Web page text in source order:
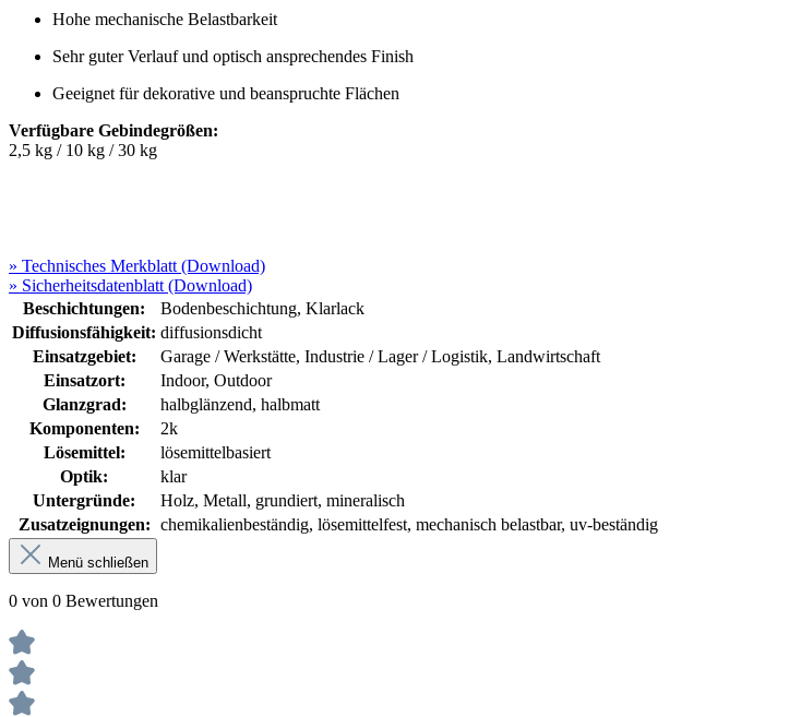
Hohe mechanische Belastbarkeit
Sehr guter Verlauf und optisch ansprechendes Finish
Geeignet für dekorative und beanspruchte Flächen
Verfügbare Gebindegrößen:
2,5 kg / 10 kg / 30 kg
» Technisches Merkblatt (Download)
» Sicherheitsdatenblatt (Download)
Beschichtungen:
Bodenbeschichtung, Klarlack
Diffusionsfähigkeit: diffusionsdicht
Einsatzgebiet:
Garage / Werkstätte, Industrie / Lager / Logistik, Landwirtschaft
Einsatzort:
Indoor, Outdoor
Glanzgrad:
halbglänzend, halbmatt
Komponenten:
2k
Lösemittel:
lösemittelbasiert
Optik:
klar
Untergründe:
Holz, Metall, grundiert, mineralisch
Zusatzeignungen: chemikalienbeständig, lösemittelfest, mechanisch belastbar, uv-beständig
Menü schließen
0 von 0 Bewertungen